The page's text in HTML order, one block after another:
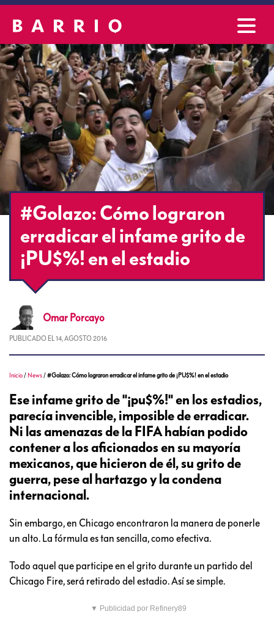
#Golazo: Cómo lograron
erradicar el infame grito de
¡PU$%! en el estadio
Omar Porcayo
PUBLICADO EL 14, AGOSTO 2016
Inicio / News /#Golazo: Cómo lograron erradicar el infame grito de ¡PU$%! en el estadio
Ese infame grito de "¡pu$%!" en los estadios,
parecía invencible, imposible de erradicar.
Ni las amenazas de la FIFA habían podido
contener a los aficionados en su mayoría
mexicanos, que hicieron de él, su grito de
guerra, pese al hartazgo y la condena
internacional.
Sin embargo, en Chicago encontraron la manera de ponerle
un alto. La fórmula es tan sencilla, como efectiva.
Todo aquel que participe en el grito durante un partido del
Chicago Fire, será retirado del estadio. Así se simple.
▼ Publicidad por Refinery89